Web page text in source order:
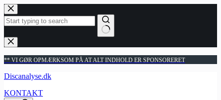
Fortsæt
til
indhold
Ingen
resultater
** VI GØR OPMÆRKSOM PÅ AT ALT INDHOLD ER SPONSORERET
Discanalyse.dk
KONTAKT